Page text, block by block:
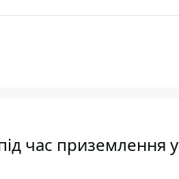
час приземлення у